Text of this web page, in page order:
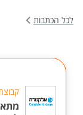
לכל הכתבות